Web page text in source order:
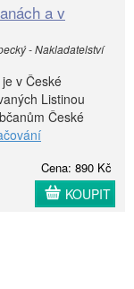
a v
- Nakladatelství
v České
Listinou
České
Cena: 890 Kč
KOUPIT